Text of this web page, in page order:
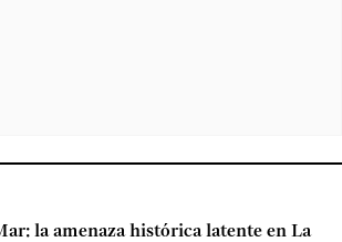
la amenaza histórica latente en La